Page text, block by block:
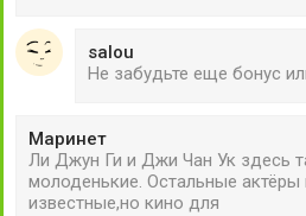
salou
Не забудьте еще бонус
Маринет
Ли Джун Ги и Джи Чан Ук здесь
молоденькие. Остальные актёры
известные,но кино для